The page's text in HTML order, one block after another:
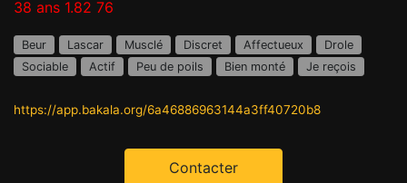
38 ans 1.82 76
Beur Lascar Musclé Discret Affectueux
Drole
Sociable
Actif Peu de poils Bien monté Je reçois
https://app.bakala.org/6a46886963144a3ff40720b8
Contacter